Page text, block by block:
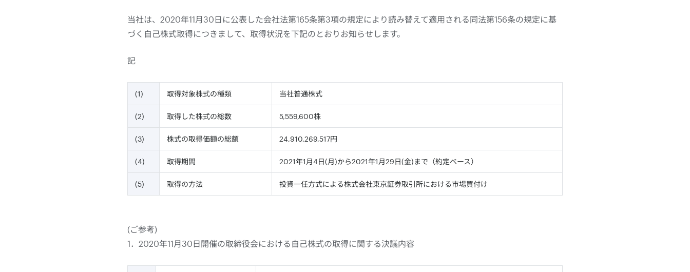
当社は、2020年11月30日に公表した会社法第165条第3項の規定により読み替えて適用される同法第156条の規定に基
づく自己株式取得につきまして、取得状況を下記のとおりお知らせします。
記
(1) 取得対象株式の種類 当社普通株式
(2) 取得した株式の総数 5,559,600株
(3) 株式の取得価額の総額 24,910,269,517円
(4) 取得期間 2021年1月4日(月)から2021年1月29日(金)まで（約定ベース）
(5) 取得の方法 投資一任方式による株式会社東京証券取引所における市場買付け
(ご参考)
1．2020年11月30日開催の取締役会における自己株式の取得に関する決議内容